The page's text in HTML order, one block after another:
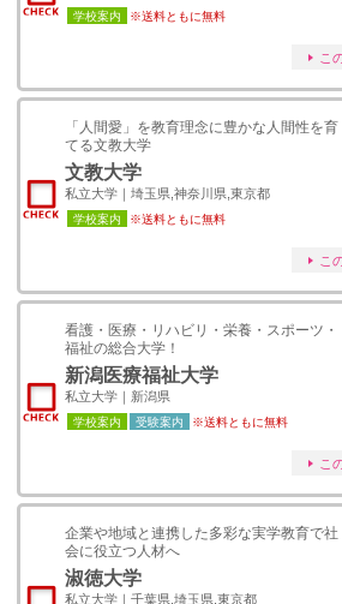
学校案内 ※送料ともに無料
こ
「人間愛」を教育理念に豊かな人間性を育
てる文教大学
文教大学
私立大学｜埼玉県,神奈川県,東京都
学校案内 ※送料ともに無料
こ
看護・医療・リハビリ・栄養・スポーツ・
福祉の総合大学！
新潟医療福祉大学
私立大学｜新潟県
学校案内 受験案内 ※送料ともに無料
こ
企業や地域と連携した多彩な実学教育で社
会に役立つ人材へ
淑徳大学
私立大学｜千葉県,埼玉県,東京都